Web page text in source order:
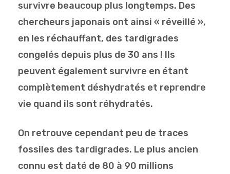
survivre beaucoup plus longtemps. Des
chercheurs japonais ont ainsi « réveillé »,
en les réchauffant, des tardigrades
congelés depuis plus de 30 ans ! Ils
peuvent également survivre en étant
complètement déshydratés et reprendre
vie quand ils sont réhydratés.
On retrouve cependant peu de traces
fossiles des tardigrades. Le plus ancien
connu est daté de 80 à 90 millions